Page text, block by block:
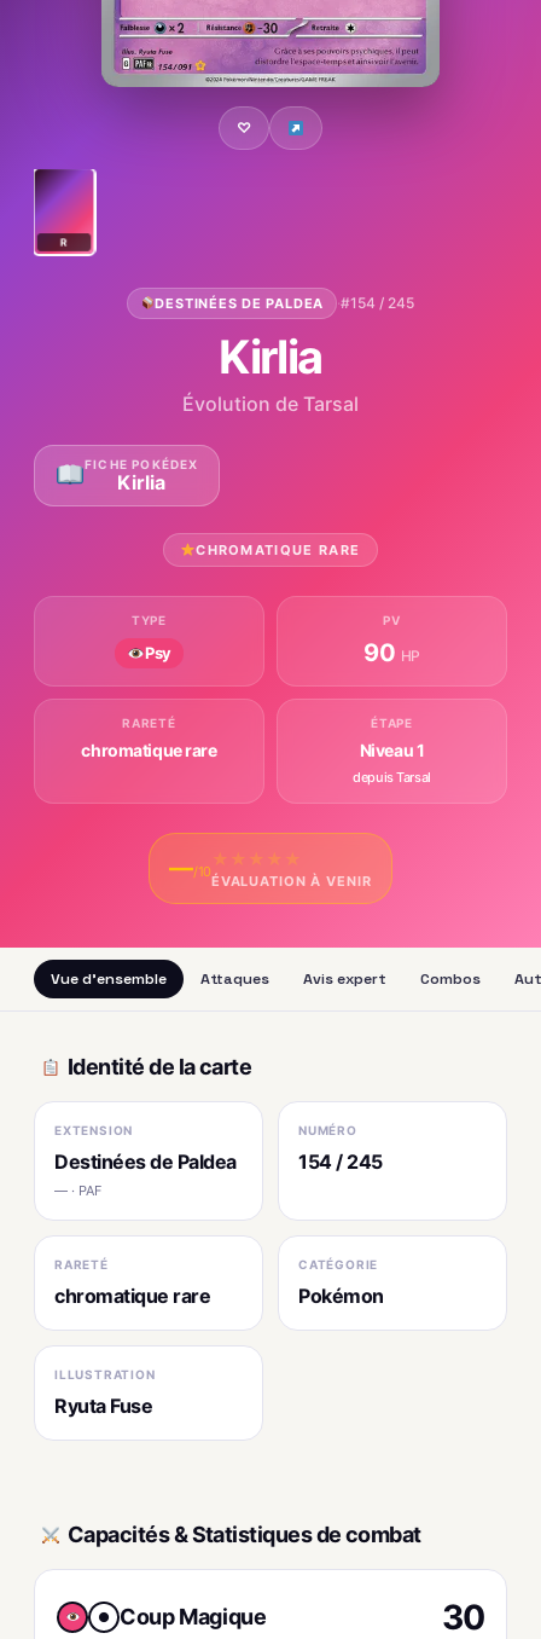
♡
R
DESTINÉES DE PALDEA ·#154 / 245
Kirlia
Évolution de Tarsal
FICHE POKÉDEX
Kirlia
CHROMATIQUE RARE
TYPE
Psy
PV
90 HP
RARETÉ
chromatique rare
ÉTAPE
Niveau 1
depuis Tarsal
—/10
★ ★ ★ ★ ★
ÉVALUATION À VENIR
Vue d'ensemble Attaques Avis expert Combos
Identité de la carte
EXTENSION
Destinées de Paldea
— · PAF
NUMÉRO
154 / 245
RARETÉ
chromatique rare
CATÉGORIE
Pokémon
ILLUSTRATION
Ryuta Fuse
Capacités & Statistiques de combat
● Coup Magique 30